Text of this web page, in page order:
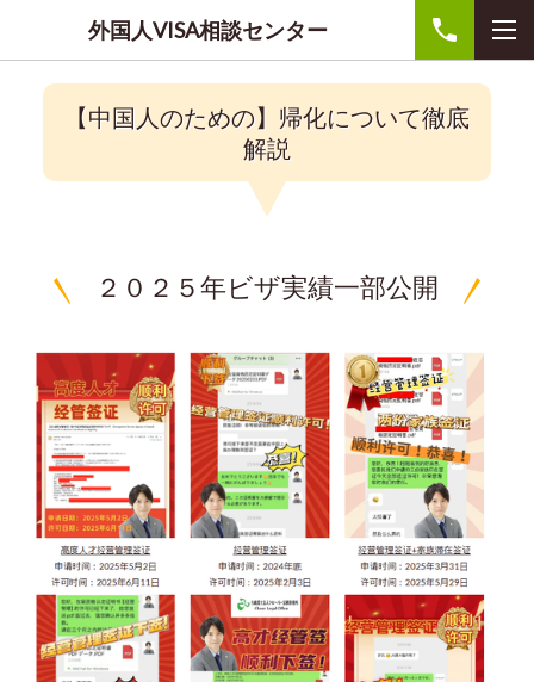
外国人VISA相談センター
【中国人のための】帰化について徹底
解説
２０２５年ビザ実績一部公開